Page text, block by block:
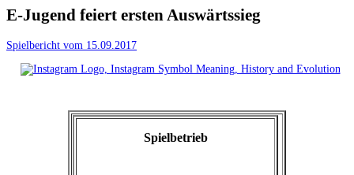
E-Jugend feiert ersten Auswärtssieg
Spielbericht vom 15.09.2017
Spielbetrieb